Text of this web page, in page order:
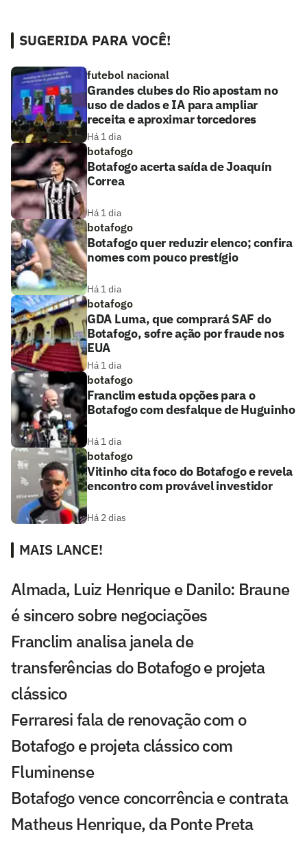
SUGERIDA PARA VOCÊ!
futebol nacional
Grandes clubes do Rio apostam no
uso de dados e IA para ampliar
receita e aproximar torcedores
Há 1 dia
botafogo
Botafogo acerta saída de Joaquín
Correa
Há 1 dia
botafogo
Botafogo quer reduzir elenco; confira
nomes com pouco prestígio
Há 1 dia
botafogo
GDA Luma, que comprará SAF do
Botafogo, sofre ação por fraude nos
EUA
Há 1 dia
botafogo
Franclim estuda opções para o
Botafogo com desfalque de Huguinho
Há 1 dia
botafogo
Vitinho cita foco do Botafogo e revela
encontro com provável investidor
Há 2 dias
MAIS LANCE!
Almada, Luiz Henrique e Danilo: Braune
é sincero sobre negociações
Franclim analisa janela de
transferências do Botafogo e projeta
clássico
Ferraresi fala de renovação com o
Botafogo e projeta clássico com
Fluminense
Botafogo vence concorrência e contrata
Matheus Henrique, da Ponte Preta